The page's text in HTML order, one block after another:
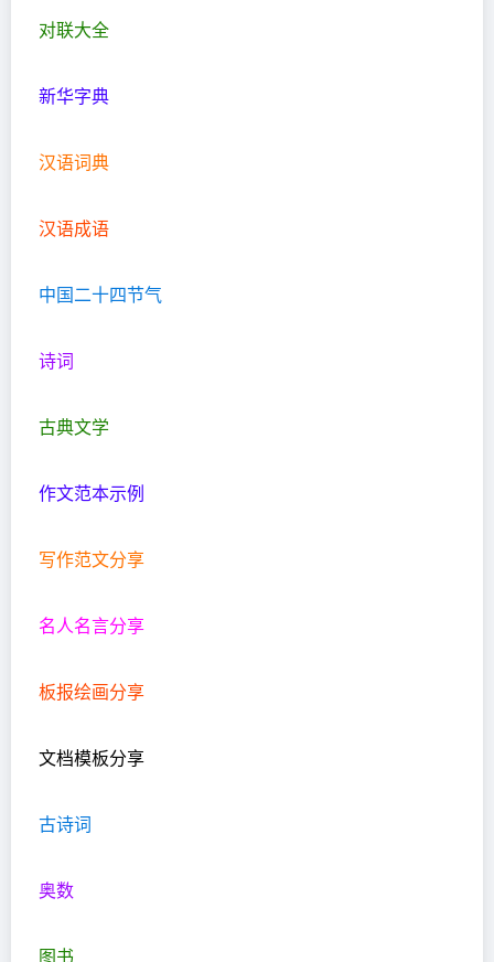
对联大全
新华字典
汉语词典
汉语成语
中国二十四节气
诗词
古典文学
作文范本示例
写作范文分享
名人名言分享
板报绘画分享
文档模板分享
古诗词
奥数
图书